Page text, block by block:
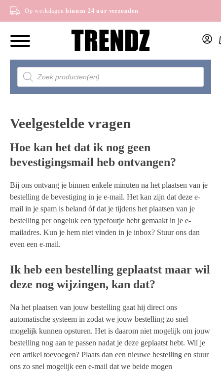
Op werkdagen binnen 24 uur verzonden
Producten
zoeken
Veelgestelde vragen
Hoe kan het dat ik nog geen
bevestigingsmail heb ontvangen?
Bij ons ontvang je binnen enkele minuten na het plaatsen van je
bestelling de bevestiging in je e-mail. Het kan zijn dat deze e-
mail in je spam is beland óf dat je tijdens het plaatsen van je
bestelling per ongeluk een typefoutje hebt gemaakt in je e-
mailadres. Kun je hem niet vinden in je inbox? Stuur ons dan
even een e-mail.
Ik heb een bestelling geplaatst maar wil
deze nog wijzingen, kan dat?
Na het plaatsen van jouw bestelling gaat hij direct ons
automatische systeem in zodat we jouw bestelling zo snel
mogelijk kunnen opsturen. Het is daarom niet mogelijk om jouw
bestelling nog aan te passen nadat je deze geplaatst hebt. Wil je
een artikel toevoegen? Plaats dan een nieuwe bestelling en stuur
ons zo snel mogelijk een e-mail dat we beide mogen